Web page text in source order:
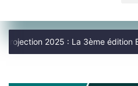
2025 : La 3ème édition